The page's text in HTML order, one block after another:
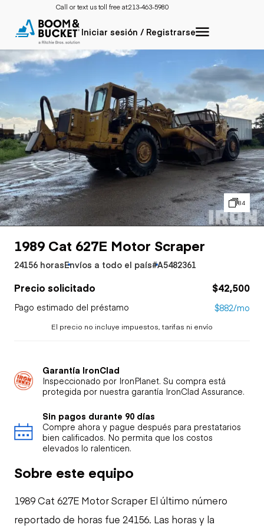
Call or text us toll free at:213-463-5980
Iniciar sesión / Registrarse
84
1989 Cat 627E Motor Scraper
24156 horasEnvíos a todo el país#A5482361
Precio solicitado $42,500
Pago estimado del préstamo $882/mo
El precio no incluye impuestos, tarifas ni envío
Garantía IronClad
Inspeccionado por IronPlanet. Su compra está
protegida por nuestra garantía IronClad Assurance.
Sin pagos durante 90 días
Compre ahora y pague después para prestatarios
bien calificados. No permita que los costos
elevados lo ralenticen.
Sobre este equipo
1989 Cat 627E Motor Scraper El último número
reportado de horas fue 24156. Las horas y la